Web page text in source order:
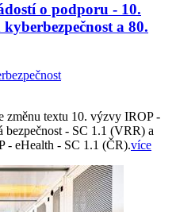
o podporu - 10.
a 80.
změnu textu 10. výzvy IROP -
bezpečnost - SC 1.1 (VRR) a
- eHealth - SC 1.1 (ČR).více